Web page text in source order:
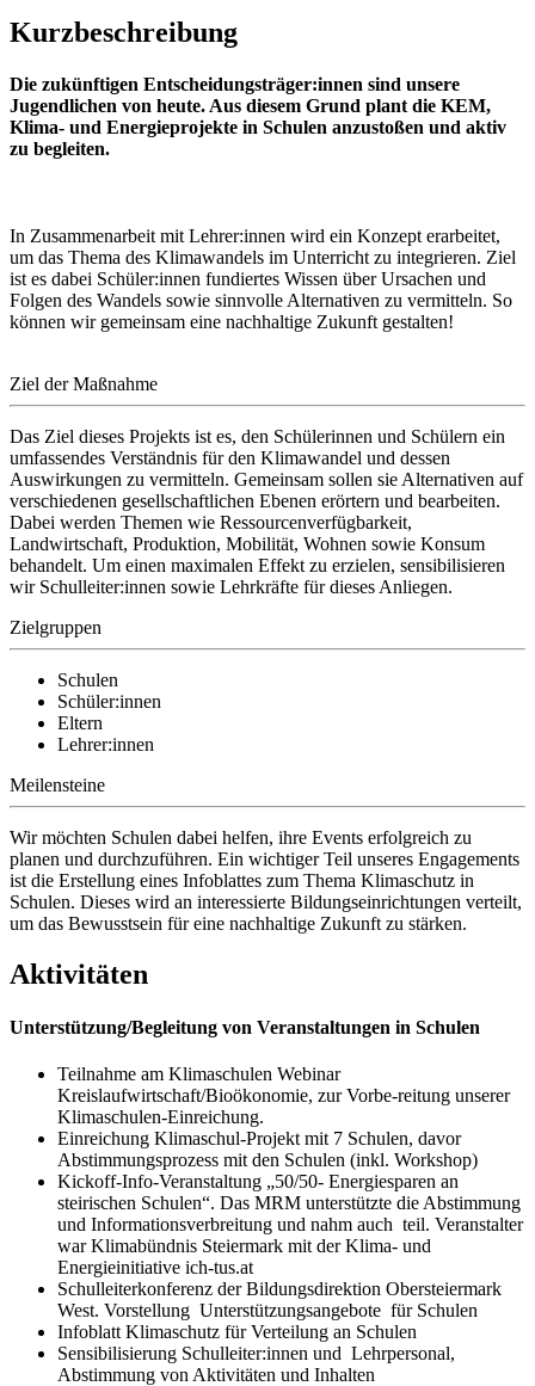
Kurzbeschreibung
Die zukünftigen Entscheidungsträger:innen sind unsere
Jugendlichen von heute. Aus diesem Grund plant die KEM,
Klima- und Energieprojekte in Schulen anzustoßen und aktiv
zu begleiten.
In Zusammenarbeit mit Lehrer:innen wird ein Konzept erarbeitet,
um das Thema des Klimawandels im Unterricht zu integrieren. Ziel
ist es dabei Schüler:innen fundiertes Wissen über Ursachen und
Folgen des Wandels sowie sinnvolle Alternativen zu vermitteln. So
können wir gemeinsam eine nachhaltige Zukunft gestalten!
Ziel der Maßnahme
Das Ziel dieses Projekts ist es, den Schülerinnen und Schülern ein
umfassendes Verständnis für den Klimawandel und dessen
Auswirkungen zu vermitteln. Gemeinsam sollen sie Alternativen auf
verschiedenen gesellschaftlichen Ebenen erörtern und bearbeiten.
Dabei werden Themen wie Ressourcenverfügbarkeit,
Landwirtschaft, Produktion, Mobilität, Wohnen sowie Konsum
behandelt. Um einen maximalen Effekt zu erzielen, sensibilisieren
wir Schulleiter:innen sowie Lehrkräfte für dieses Anliegen.
Zielgruppen
Schulen
Schüler:innen
Eltern
Lehrer:innen
Meilensteine
Wir möchten Schulen dabei helfen, ihre Events erfolgreich zu
planen und durchzuführen. Ein wichtiger Teil unseres Engagements
ist die Erstellung eines Infoblattes zum Thema Klimaschutz in
Schulen. Dieses wird an interessierte Bildungseinrichtungen verteilt,
um das Bewusstsein für eine nachhaltige Zukunft zu stärken.
Aktivitäten
Unterstützung/Begleitung von Veranstaltungen in Schulen
Teilnahme am Klimaschulen Webinar
Kreislaufwirtschaft/Bioökonomie, zur Vorbe-reitung unserer
Klimaschulen-Einreichung.
Einreichung Klimaschul-Projekt mit 7 Schulen, davor
Abstimmungsprozess mit den Schulen (inkl. Workshop)
Kickoff-Info-Veranstaltung „50/50- Energiesparen an
steirischen Schulen“. Das MRM unterstützte die Abstimmung
und Informationsverbreitung und nahm auch teil. Veranstalter
war Klimabündnis Steiermark mit der Klima- und
Energieinitiative ich-tus.at
Schulleiterkonferenz der Bildungsdirektion Obersteiermark
West. Vorstellung Unterstützungsangebote für Schulen
Infoblatt Klimaschutz für Verteilung an Schulen
Sensibilisierung Schulleiter:innen und Lehrpersonal,
Abstimmung von Aktivitäten und Inhalten